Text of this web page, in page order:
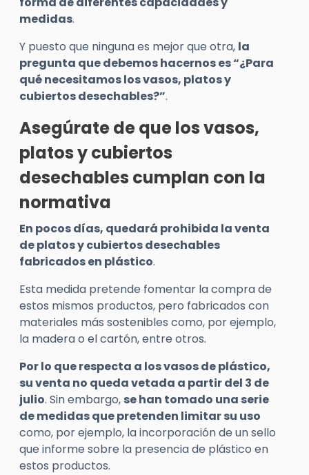
medidas.
Y puesto que ninguna es mejor que otra, la
pregunta que debemos hacernos es “¿Para
qué necesitamos los vasos, platos y
cubiertos desechables?”.
Asegúrate de que los vasos,
platos y cubiertos
desechables cumplan con la
normativa
En pocos días, quedará prohibida la venta
de platos y cubiertos desechables
fabricados en plástico.
Esta medida pretende fomentar la compra de
estos mismos productos, pero fabricados con
materiales más sostenibles como, por ejemplo,
la madera o el cartón, entre otros.
Por lo que respecta a los vasos de plástico,
su venta no queda vetada a partir del 3 de
julio. Sin embargo, se han tomado una serie
de medidas que pretenden limitar su uso
como, por ejemplo, la incorporación de un sello
que informe sobre la presencia de plástico en
estos productos.